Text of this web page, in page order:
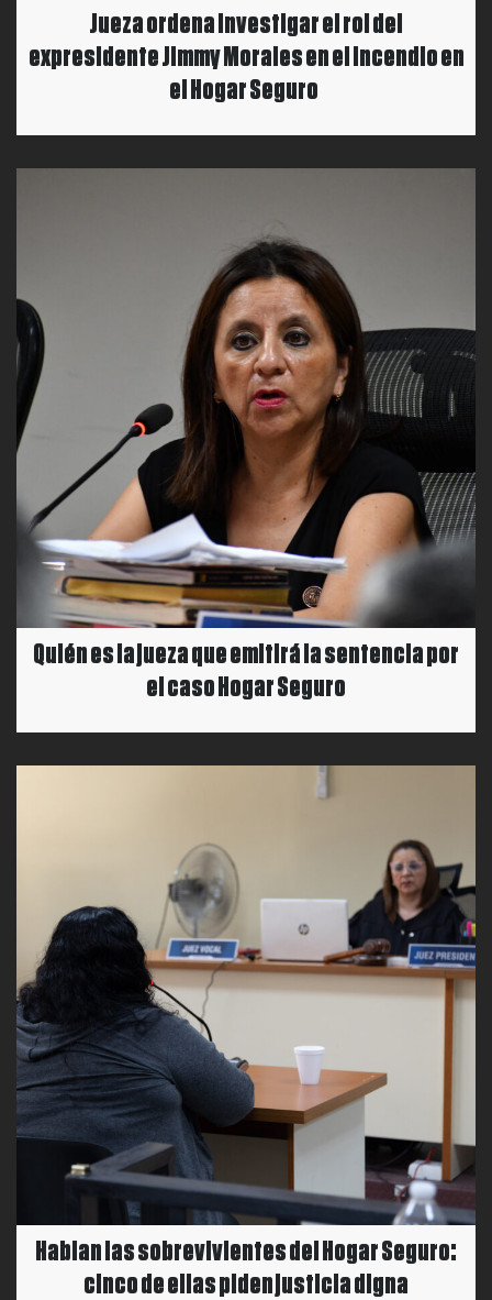
Jueza ordena investigar el rol del
expresidente Jimmy Morales en el incendio en
el Hogar Seguro
Quién es la jueza que emitirá la sentencia por
el caso Hogar Seguro
Hablan las sobrevivientes del Hogar Seguro:
cinco de ellas piden justicia digna